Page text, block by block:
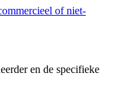
of niet-
en de specifieke